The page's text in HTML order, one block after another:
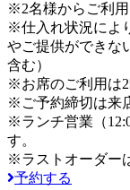
※2名様からご利用
※仕入れ状況によ
やご提供ができな
含む）
※お席のご利用は2
※ご予約締切は来
※ランチ営業（
す。
※ラストオーダー
予約する